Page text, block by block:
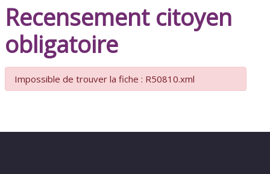
Recensement citoyen
obligatoire
Impossible de trouver la fiche : R50810.xml